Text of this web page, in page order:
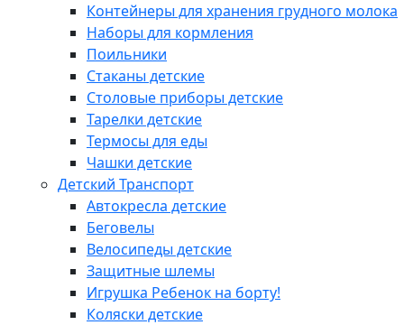
Контейнеры для хранения грудного молока
Наборы для кормления
Поильники
Стаканы детские
Столовые приборы детские
Тарелки детские
Термосы для еды
Чашки детские
Детский Транспорт
Автокресла детские
Беговелы
Велосипеды детские
Защитные шлемы
Игрушка Ребенок на борту!
Коляски детские